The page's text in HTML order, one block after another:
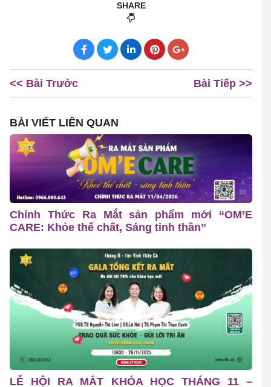
SHARE
<< Bài Trước Bài Tiếp >>
BÀI VIẾT LIÊN QUAN
Chính Thức Ra Mắt sản phẩm mới “OM’E
CARE: Khỏe thể chất, Sáng tinh thần”
LỄ HỘI RA MẮT KHÓA HỌC THÁNG 11 –